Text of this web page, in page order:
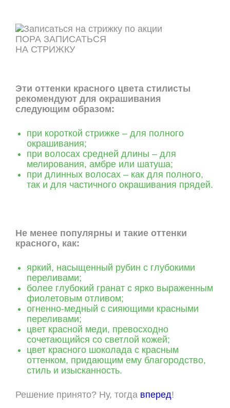
ПОРА ЗАПИСАТЬСЯ
НА СТРИЖКУ
Эти оттенки красного цвета стилисты
рекомендуют для окрашивания
следующим образом:
при короткой стрижке – для полного
окрашивания;
при волосах средней длины – для
мелирования, амбре или шатуша;
при длинных волосах – как для полного,
так и для частичного окрашивания прядей.
Не менее популярны и такие оттенки
красного, как:
яркий, насыщенный рубин с глубокими
переливами;
более глубокий гранат с ярко выраженным
фиолетовым отливом;
огненно-медный с сияющими красными
переливами;
цвет красной меди, превосходно
сочетающийся со светлой кожей;
цвет красного шоколада с красным
оттенком, придающим ему благородство,
стиль и изысканность.
Решение принято? Ну, тогда вперед!